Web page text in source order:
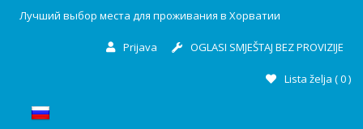
Лучший выбор места для проживания в Хорватии
Prijava OGLASI SMJEŠTAJ BEZ PROVIZIJE
Lista želja (0)